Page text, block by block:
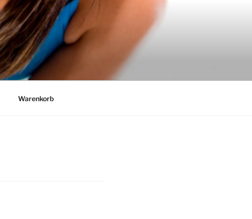
Warenkorb